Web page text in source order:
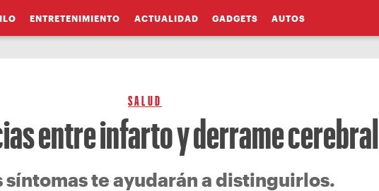
ENTRETENIMIENTO ACTUALIDAD GADGETS AUTOS
SALUD
entre infarto y derrame cerebral
síntomas te ayudarán a distinguirlos.